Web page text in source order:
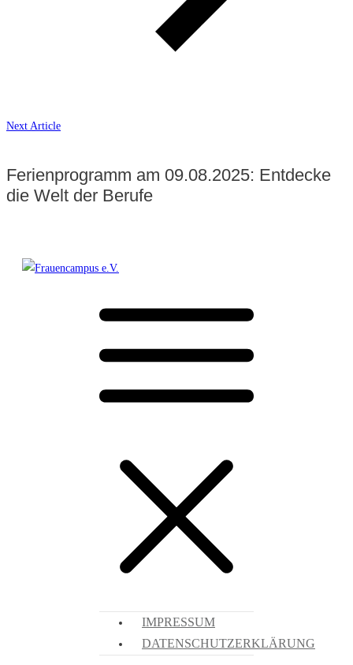
Next Article
Ferienprogramm am 09.08.2025: Entdecke
die Welt der Berufe
IMPRESSUM
DATENSCHUTZERKLÄRUNG